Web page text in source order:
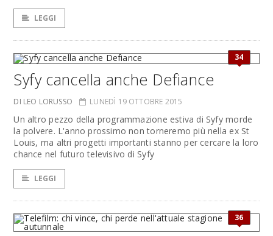
LEGGI
34
Syfy cancella anche Defiance
DI LEO LORUSSO LUNEDÌ 19 OTTOBRE 2015
Un altro pezzo della programmazione estiva di Syfy morde
la polvere. L'anno prossimo non torneremo più nella ex St
Louis, ma altri progetti importanti stanno per cercare la loro
chance nel futuro televisivo di Syfy
LEGGI
36